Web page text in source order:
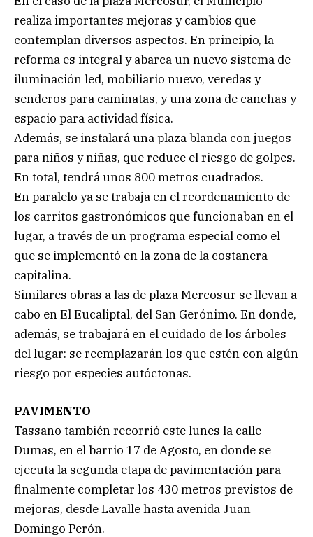
realiza importantes mejoras y cambios que
contemplan diversos aspectos. En principio, la
reforma es integral y abarca un nuevo sistema de
iluminación led, mobiliario nuevo, veredas y
senderos para caminatas, y una zona de canchas y
espacio para actividad física.
Además, se instalará una plaza blanda con juegos
para niños y niñas, que reduce el riesgo de golpes.
En total, tendrá unos 800 metros cuadrados.
En paralelo ya se trabaja en el reordenamiento de
los carritos gastronómicos que funcionaban en el
lugar, a través de un programa especial como el
que se implementó en la zona de la costanera
capitalina.
Similares obras a las de plaza Mercosur se llevan a
cabo en El Eucaliptal, del San Gerónimo. En donde,
además, se trabajará en el cuidado de los árboles
del lugar: se reemplazarán los que estén con algún
riesgo por especies autóctonas.
PAVIMENTO
Tassano también recorrió este lunes la calle
Dumas, en el barrio 17 de Agosto, en donde se
ejecuta la segunda etapa de pavimentación para
finalmente completar los 430 metros previstos de
mejoras, desde Lavalle hasta avenida Juan
Domingo Perón.